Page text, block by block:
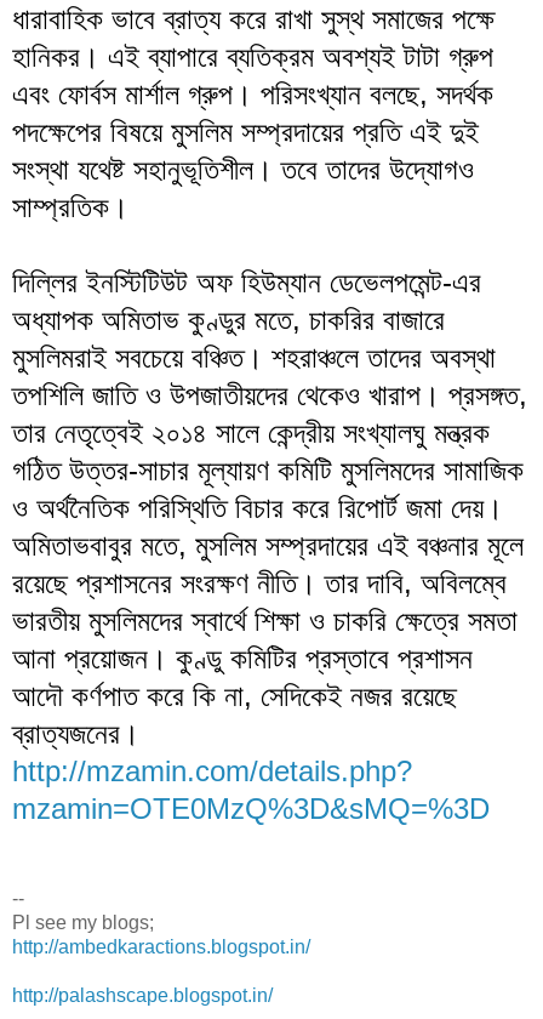
ধারাবাহিক ভাবে ব্রাত্য করে রাখা সুস্থ সমাজের পক্ষে
হানিকর। এই ব্যাপারে ব্যতিক্রম অবশ্যই টাটা গ্রুপ
এবং ফোর্বস মার্শাল গ্রুপ। পরিসংখ্যান বলছে, সদর্থক
পদক্ষেপের বিষয়ে মুসলিম সম্প্রদায়ের প্রতি এই দুই
সংস্থা যথেষ্ট সহানুভূতিশীল। তবে তাদের উদ্যোগও
সাম্প্রতিক।
দিল্লির ইনস্টিটিউট অফ হিউম্যান ডেভেলপমেন্ট-এর
অধ্যাপক অমিতাভ কুণ্ডুর মতে, চাকরির বাজারে
মুসলিমরাই সবচেয়ে বঞ্চিত। শহরাঞ্চলে তাদের অবস্থা
তপশিলি জাতি ও উপজাতীয়দের থেকেও খারাপ। প্রসঙ্গত,
তার নেতৃত্বেই ২০১৪ সালে কেন্দ্রীয় সংখ্যালঘু মন্ত্রক
গঠিত উত্তর-সাচার মূল্যায়ণ কমিটি মুসলিমদের সামাজিক
ও অর্থনৈতিক পরিস্থিতি বিচার করে রিপোর্ট জমা দেয়।
অমিতাভবাবুর মতে, মুসলিম সম্প্রদায়ের এই বঞ্চনার মূলে
রয়েছে প্রশাসনের সংরক্ষণ নীতি। তার দাবি, অবিলম্বে
ভারতীয় মুসলিমদের স্বার্থে শিক্ষা ও চাকরি ক্ষেত্রে সমতা
আনা প্রয়োজন। কুণ্ডু কমিটির প্রস্তাবে প্রশাসন
আদৌ কর্ণপাত করে কি না, সেদিকেই নজর রয়েছে
ব্রাত্যজনের।
http://mzamin.com/details.php?
mzamin=OTE0MzQ%3D&sMQ=%3D
--
Pl see my blogs;
http://ambedkaractions.blogspot.in/
http://palashscape.blogspot.in/